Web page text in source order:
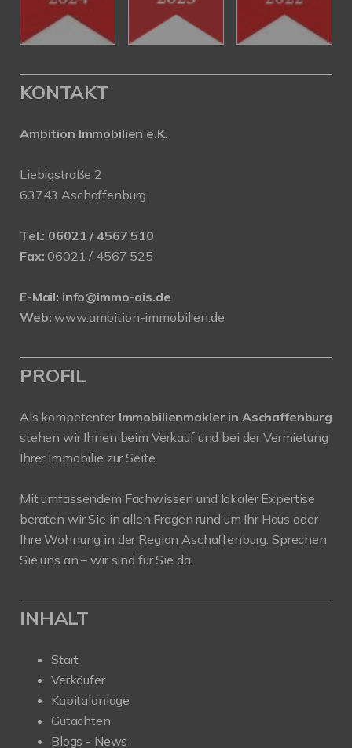
KONTAKT
Ambition Immobilien e.K.
Liebigstraße 2
63743 Aschaffenburg
Tel.: 06021 / 4567 510
Fax: 06021 / 4567 525
E-Mail: info@immo-ais.de
Web: www.ambition-immobilien.de
PROFIL
Als kompetenter Immobilienmakler in Aschaffenburg
stehen wir Ihnen beim Verkauf und bei der Vermietung
Ihrer Immobilie zur Seite.
Mit umfassendem Fachwissen und lokaler Expertise
beraten wir Sie in allen Fragen rund um Ihr Haus oder
Ihre Wohnung in der Region Aschaffenburg. Sprechen
Sie uns an – wir sind für Sie da.
INHALT
Start
Verkäufer
Kapitalanlage
Gutachten
Blogs - News